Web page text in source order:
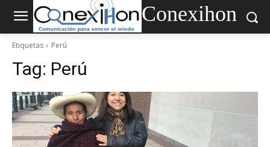
Conexihon
Etiquetas Perú
Tag: Perú